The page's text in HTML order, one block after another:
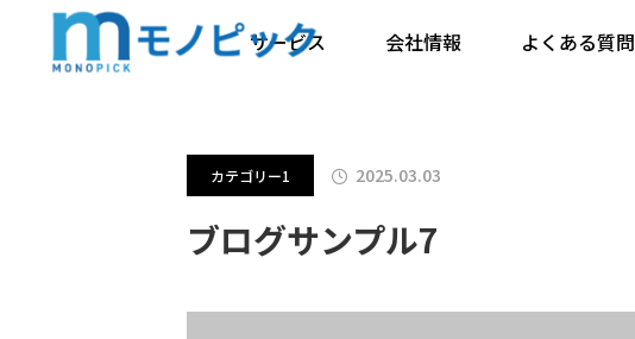
サービス 会社情報 よくある質問
ブログ カテゴリー1 ブログサンプル7
カテゴリー1 2025.03.03
ブログサンプル7